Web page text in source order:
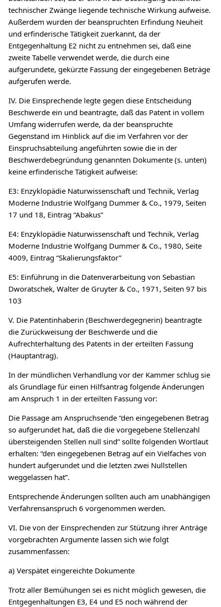
technischer Zwänge liegende technische Wirkung aufweise.
Außerdem wurden der beanspruchten Erfindung Neuheit
und erfinderische Tätigkeit zuerkannt, da der
Entgegenhaltung E2 nicht zu entnehmen sei, daß eine
zweite Tabelle verwendet werde, die durch eine
aufgerundete, gekürzte Fassung der eingegebenen Beträge
aufgerufen werde.
IV. Die Einsprechende legte gegen diese Entscheidung
Beschwerde ein und beantragte, daß das Patent in vollem
Umfang widerrufen werde, da der beanspruchte
Gegenstand im Hinblick auf die im Verfahren vor der
Einspruchsabteilung angeführten sowie die in der
Beschwerdebegründung genannten Dokumente (s. unten)
keine erfinderische Tätigkeit aufweise:
E3: Enzyklopädie Naturwissenschaft und Technik, Verlag
Moderne Industrie Wolfgang Dummer & Co., 1979, Seiten
17 und 18, Eintrag “Abakus”
E4: Enzyklopädie Naturwissenschaft und Technik, Verlag
Moderne Industrie Wolfgang Dummer & Co., 1980, Seite
4009, Eintrag “Skalierungsfaktor”
E5: Einführung in die Datenverarbeitung von Sebastian
Dworatschek, Walter de Gruyter & Co., 1971, Seiten 97 bis
103
V. Die Patentinhaberin (Beschwerdegegnerin) beantragte
die Zurückweisung der Beschwerde und die
Aufrechterhaltung des Patents in der erteilten Fassung
(Hauptantrag).
In der mündlichen Verhandlung vor der Kammer schlug sie
als Grundlage für einen Hilfsantrag folgende Änderungen
am Anspruch 1 in der erteilten Fassung vor:
Die Passage am Anspruchsende “den eingegebenen Betrag
so aufgerundet hat, daß die die vorgegebene Stellenzahl
übersteigenden Stellen null sind” sollte folgenden Wortlaut
erhalten: “den eingegebenen Betrag auf ein Vielfaches von
hundert aufgerundet und die letzten zwei Nullstellen
weggelassen hat”.
Entsprechende Änderungen sollten auch am unabhängigen
Verfahrensanspruch 6 vorgenommen werden.
VI. Die von der Einsprechenden zur Stützung ihrer Anträge
vorgebrachten Argumente lassen sich wie folgt
zusammenfassen:
a) Verspätet eingereichte Dokumente
Trotz aller Bemühungen sei es nicht möglich gewesen, die
Entgegenhaltungen E3, E4 und E5 noch während der